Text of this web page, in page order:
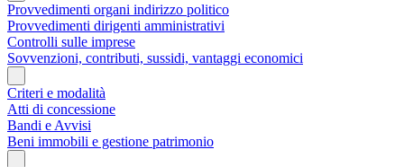
Provvedimenti organi indirizzo politico
Provvedimenti dirigenti amministrativi
Controlli sulle imprese
Sovvenzioni, contributi, sussidi, vantaggi economici
Criteri e modalità
Atti di concessione
Bandi e Avvisi
Beni immobili e gestione patrimonio